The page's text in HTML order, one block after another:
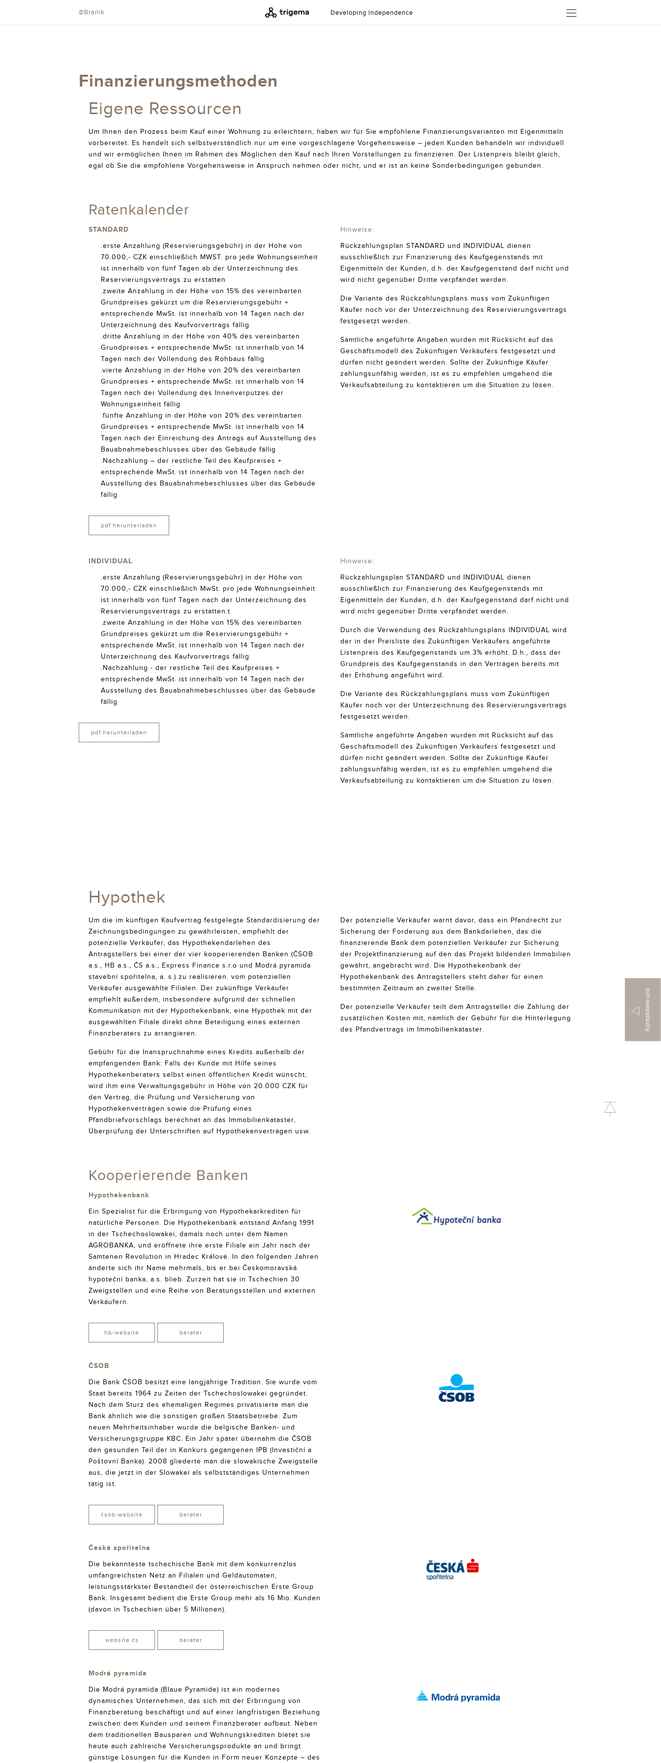
@Braník Developing Independence ÖFFNEN
Kontaktiere uns
Finanzierungsmethoden
Eigene Ressourcen
Um Ihnen den Prozess beim Kauf einer Wohnung zu erleichtern, haben wir für Sie empfohlene Finanzierungsvarianten mit Eigenmitteln
vorbereitet. Es handelt sich selbstverständlich nur um eine vorgeschlagene Vorgehensweise – jeden Kunden behandeln wir individuell
und wir ermöglichen Ihnen im Rahmen des Möglichen den Kauf nach Ihren Vorstellungen zu finanzieren. Der Listenpreis bleibt gleich,
egal ob Sie die empfohlene Vorgehensweise in Anspruch nehmen oder nicht, und er ist an keine Sonderbedingungen gebunden.
Ratenkalender
STANDARD
.erste Anzahlung (Reservierungsgebühr) in der Höhe von
70.000,- CZK einschließlich MWST. pro jede Wohnungseinheit
ist innerhalb von fünf Tagen ab der Unterzeichnung des
Reservierungsvertrags zu erstatten
.zweite Anzahlung in der Höhe von 15% des vereinbarten
Grundpreises gekürzt um die Reservierungsgebühr +
entsprechende MwSt. ist innerhalb von 14 Tagen nach der
Unterzeichnung des Kaufvorvertrags fällig
.dritte Anzahlung in der Höhe von 40% des vereinbarten
Grundpreises + entsprechende MwSt. ist innerhalb von 14
Tagen nach der Vollendung des Rohbaus fällig
.vierte Anzahlung in der Höhe von 20% des vereinbarten
Grundpreises + entsprechende MwSt. ist innerhalb von 14
Tagen nach der Vollendung des Innenverputzes der
Wohnungseinheit fällig
.fünfte Anzahlung in der Höhe von 20% des vereinbarten
Grundpreises + entsprechende MwSt. ist innerhalb von 14
Tagen nach der Einreichung des Antrags auf Ausstellung des
Bauabnahmebeschlusses über das Gebäude fällig
.Nachzahlung – der restliche Teil des Kaufpreises +
entsprechende MwSt. ist innerhalb von 14 Tagen nach der
Ausstellung des Bauabnahmebeschlusses über das Gebäude
fällig
Hinweise:
Rückzahlungsplan STANDARD und INDIVIDUAL dienen
ausschließlich zur Finanzierung des Kaufgegenstands mit
Eigenmitteln der Kunden, d.h. der Kaufgegenstand darf nicht und
wird nicht gegenüber Dritte verpfändet werden.
Die Variante des Rückzahlungsplans muss vom Zukünftigen
Käufer noch vor der Unterzeichnung des Reservierungsvertrags
festgesetzt werden.
Sämtliche angeführte Angaben wurden mit Rücksicht auf das
Geschäftsmodell des Zukünftigen Verkäufers festgesetzt und
dürfen nicht geändert werden. Sollte der Zukünftige Käufer
zahlungsunfähig werden, ist es zu empfehlen umgehend die
Verkaufsabteilung zu kontaktieren um die Situation zu lösen.
pdf herunterladen
INDIVIDUAL
.erste Anzahlung (Reservierungsgebühr) in der Höhe von
70.000,- CZK einschließlich MwSt. pro jede Wohnungseinheit
ist innerhalb von fünf Tagen nach der Unterzeichnung des
Reservierungsvertrags zu erstatten.t
.zweite Anzahlung in der Höhe von 15% des vereinbarten
Grundpreises gekürzt um die Reservierungsgebühr +
entsprechende MwSt. ist innerhalb von 14 Tagen nach der
Unterzeichnung des Kaufvorvertrags fällig
.Nachzahlung - der restliche Teil des Kaufpreises +
entsprechende MwSt. ist innerhalb von 14 Tagen nach der
Ausstellung des Bauabnahmebeschlusses über das Gebäude
fällig
pdf herunterladen
Hinweise:
Rückzahlungsplan STANDARD und INDIVIDUAL dienen
ausschließlich zur Finanzierung des Kaufgegenstands mit
Eigenmitteln der Kunden, d.h. der Kaufgegenstand darf nicht und
wird nicht gegenüber Dritte verpfändet werden.
Durch die Verwendung des Rückzahlungsplans INDIVIDUAL wird
der in der Preisliste des Zukünftigen Verkäufers angeführte
Listenpreis des Kaufgegenstands um 3% erhöht. D.h., dass der
Grundpreis des Kaufgegenstands in den Verträgen bereits mit
der Erhöhung angeführt wird.
Die Variante des Rückzahlungsplans muss vom Zukünftigen
Käufer noch vor der Unterzeichnung des Reservierungsvertrags
festgesetzt werden.
Sämtliche angeführte Angaben wurden mit Rücksicht auf das
Geschäftsmodell des Zukünftigen Verkäufers festgesetzt und
dürfen nicht geändert werden. Sollte der Zukünftige Käufer
zahlungsunfähig werden, ist es zu empfehlen umgehend die
Verkaufsabteilung zu kontaktieren um die Situation zu lösen.
Hypothek
Um die im künftigen Kaufvertrag festgelegte Standardisierung der
Zeichnungsbedingungen zu gewährleisten, empfiehlt der
potenzielle Verkäufer, das Hypothekendarlehen des
Antragstellers bei einer der vier kooperierenden Banken (ČSOB
a.s., HB a.s., ČS a.s., Express Finance s.r.o und Modrá pyramida
stavební spořitelna, a. s.) zu realisieren. vom potenziellen
Verkäufer ausgewählte Filialen. Der zukünftige Verkäufer
empfiehlt außerdem, insbesondere aufgrund der schnellen
Kommunikation mit der Hypothekenbank, eine Hypothek mit der
ausgewählten Filiale direkt ohne Beteiligung eines externen
Finanzberaters zu arrangieren.
Gebühr für die Inanspruchnahme eines Kredits außerhalb der
empfangenden Bank: Falls der Kunde mit Hilfe seines
Hypothekenberaters selbst einen öffentlichen Kredit wünscht,
wird ihm eine Verwaltungsgebühr in Höhe von 20.000 CZK für
den Vertrag, die Prüfung und Versicherung von
Hypothekenverträgen sowie die Prüfung eines
Pfandbriefvorschlags berechnet an das Immobilienkataster,
Überprüfung der Unterschriften auf Hypothekenverträgen usw.
Der potenzielle Verkäufer warnt davor, dass ein Pfandrecht zur
Sicherung der Forderung aus dem Bankdarlehen, das die
finanzierende Bank dem potenziellen Verkäufer zur Sicherung
der Projektfinanzierung auf den das Projekt bildenden Immobilien
gewährt, angebracht wird. Die Hypothekenbank der
Hypothekenbank des Antragstellers steht daher für einen
bestimmten Zeitraum an zweiter Stelle.
Der potenzielle Verkäufer teilt dem Antragsteller die Zahlung der
zusätzlichen Kosten mit, nämlich der Gebühr für die Hinterlegung
des Pfandvertrags im Immobilienkataster.
Kooperierende Banken
Hypothekenbank
Ein Spezialist für die Erbringung von Hypothekarkrediten für
natürliche Personen. Die Hypothekenbank entstand Anfang 1991
in der Tschechoslowakei, damals noch unter dem Namen
AGROBANKA, und eröffnete ihre erste Filiale ein Jahr nach der
Samtenen Revolution in Hradec Králové. In den folgenden Jahren
änderte sich ihr Name mehrmals, bis er bei Českomoravská
hypoteční banka, a.s. blieb. Zurzeit hat sie in Tschechien 30
Zweigstellen und eine Reihe von Beratungsstellen und externen
Verkäufern.
hb-website berater
ČSOB
Die Bank ČSOB besitzt eine langjährige Tradition. Sie wurde vom
Staat bereits 1964 zu Zeiten der Tschechoslowakei gegründet.
Nach dem Sturz des ehemaligen Regimes privatisierte man die
Bank ähnlich wie die sonstigen großen Staatsbetriebe. Zum
neuen Mehrheitsinhaber wurde die belgische Banken- und
Versicherungsgruppe KBC. Ein Jahr später übernahm die ČSOB
den gesunden Teil der in Konkurs gegangenen IPB (Investiční a
Poštovní Banka). 2008 gliederte man die slowakische Zweigstelle
aus, die jetzt in der Slowakei als selbstständiges Unternehmen
tätig ist.
čsob-website berater
Česká spořitelna
Die bekannteste tschechische Bank mit dem konkurrenzlos
umfangreichsten Netz an Filialen und Geldautomaten,
leistungsstärkster Bestandteil der österreichischen Erste Group
Bank. Insgesamt bedient die Erste Group mehr als 16 Mio. Kunden
(davon in Tschechien über 5 Millionen).
website čs berater
Modrá pyramida
Die Modrá pyramida (Blaue Pyramide) ist ein modernes
dynamisches Unternehmen, das sich mit der Erbringung von
Finanzberatung beschäftigt und auf einer langfristigen Beziehung
zwischen dem Kunden und seinem Finanzberater aufbaut. Neben
dem traditionellen Bausparen und Wohnungskrediten bietet sie
heute auch zahlreiche Versicherungsprodukte an und bringt
günstige Lösungen für die Kunden in Form neuer Konzepte – des